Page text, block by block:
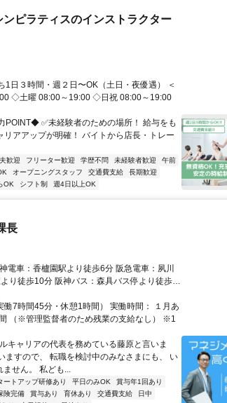
ピラティスのインストラクター
日３時間・週２日〜OK（土日・夜優遇） ＜
◇土曜 08:00～19:00 ◇日祝 08:00～19:00
✅未経験者のための場所！ 給与をも
リアアップが明確！ バイトから店長・トレー
歓迎 フリーター歓迎 学歴不問 未経験者歓迎
午前
オープニングスタッフ 交通費支給
長期歓迎
OK シフト制 週4日以上OK
長
り徒歩10分 阪神バス：森具バス停より徒歩3
7時間45分・休憩1時間） 実働時間： １月あ
（※管理監督者のため残業の支給なし） ※1
キャリアの代表を務めている藤原と言いま
ますので、 転職を検討中のみなさまにも、 い
せん。 私ども...
ートアップ研修あり 平日のみOK
賞与年1回あり
険完備 賞与あり 育休あり 交通費支給
日中